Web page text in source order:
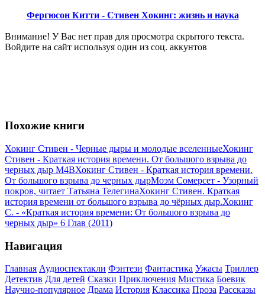
Фергюсон Китти - Стивен Хокинг: жизнь и наука
Внимание! У Вас нет прав для просмотра скрытого текста.
Войдите на сайт используя один из соц. аккунтов
Похожие книги
Хокинг Стивен - Черные дыры и молодые вселенныеХокинг
Стивен - Краткая история времени. От большого взрыва до
черных дыр M4BХокинг Стивен - Краткая история времени.
От большого взрыва до черных дырМоэм Сомерсет - Узорный
покров, читает Татьяна ТелегинаХокинг Стивен. Краткая
история времени от большого взрыва до чёрных дыр.Хокинг
C. - «Краткая история времени: От большого взрыва до
черных дыр» 6 Глав (2011)
Навигация
Главная Аудиоспектакли Фэнтези Фантастика Ужасы Триллер
Детектив Для детей Сказки Приключения Мистика Боевик
Научно-популярное Драма История Классика Проза Рассказы